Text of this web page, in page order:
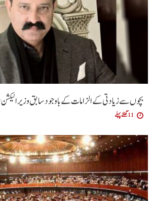
بچوں سے زیادتی کے الزامات کے باوجود سابق وزیر
11 گھنٹے پہلے